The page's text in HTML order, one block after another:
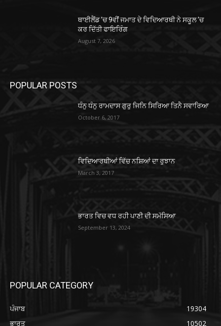
ਥਾਈਲੈਂਡ ’ਚ 9ਵੀਂ ਜਮਾਤ ਦੇ ਵਿਦਿਆਰਥੀ ਨੇ ਸਕੂਲ ’ਚ
ਕਰ ਦਿੱਤੀ ਫਾਇਰਿੰਗ
August 7, 2026
POPULAR POSTS
ਧੰਨੁ ਧੰਨੁ ਰਾਮਦਾਸ ਗੁਰੁ ਜਿਨਿ ਸਿਰਿਆ ਤਿਨੈ ਸਵਾਰਿਆ
October 6, 2017
ਵਿਦਿਆਰਥੀਆਂ ਵਿੱਚ ਨਸ਼ਿਆਂ ਦਾ ਰੁਝਾਨ
March 3, 2017
ਭਾਰਤ ਵਿਚ ਵਧ ਰਹੀ ਪਾਣੀ ਦੀ ਸਮੱਸਿਆ
September 13, 2024
POPULAR CATEGORY
ਪੰਜਾਬ
19304
ਭਾਰਤ
10502